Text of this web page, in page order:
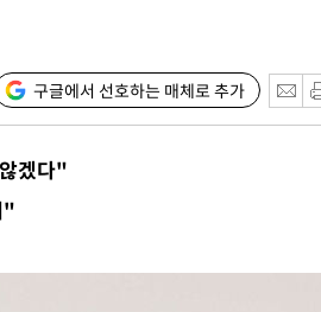
구글에서 선호하는 매체로 추가
겠다"
"